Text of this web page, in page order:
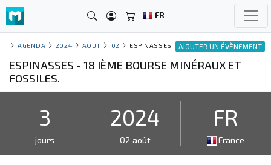
FR
AJOUTER UN ÉVÈNEMENT
AGENDA 2024 AOUT 02 ESPINASSES
ESPINASSES - 18 IÈME BOURSE MINÉRAUX ET
FOSSILES.
3
jours
2024
02 août
FR
France